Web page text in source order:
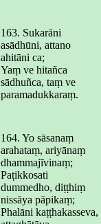
163. Sukarāni
asādhūni, attano
ahitāni ca;
Yaṃ ve hitañca
sādhuñca, taṃ ve
paramadukkaraṃ.
164. Yo sāsanaṃ
arahataṃ, ariyānaṃ
dhammajīvinaṃ;
Paṭikkosati
dummedho, diṭṭhiṃ
nissāya pāpikaṃ;
Phalāni kaṭṭhakasseva,